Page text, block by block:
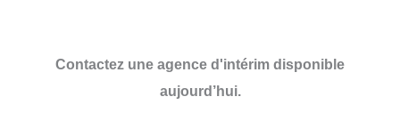
Contactez une agence d'intérim disponible
aujourd’hui.